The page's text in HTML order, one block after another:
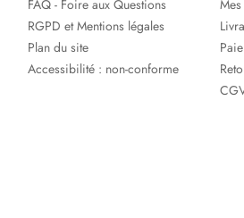
FAQ - Foire aux Questions
RGPD et Mentions légales
Plan du site
Accessibilité : non-conforme